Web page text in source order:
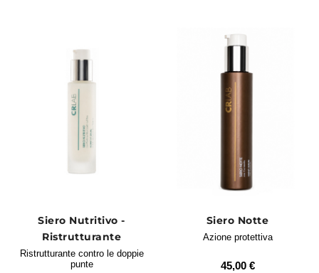
riparare fino alle punte, nutrendo la fibra
senza appesantire la chioma.
Scopri i trattamenti mirati per
eliminare le doppie punte
Siero Nutritivo -
Ristrutturante
Ristrutturante contro le doppie
punte
Siero Notte
Azione protettiva
45,00 €